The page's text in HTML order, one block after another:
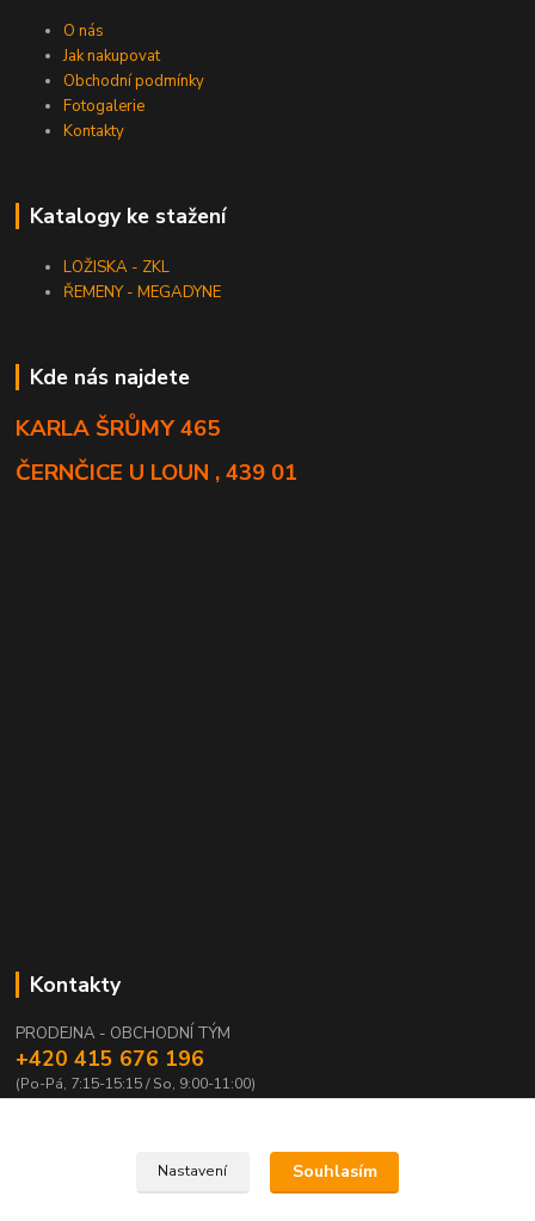
O nás
Jak nakupovat
Obchodní podmínky
Fotogalerie
Kontakty
Katalogy ke stažení
LOŽISKA - ZKL
ŘEMENY - MEGADYNE
Kde nás najdete
KARLA ŠRŮMY 465
ČERNČICE U LOUN , 439 01
Kontakty
PRODEJNA - OBCHODNÍ TÝM
+420 415 676 196
(Po-Pá, 7:15-15:15 / So, 9:00-11:00)
Nastavení Souhlasím